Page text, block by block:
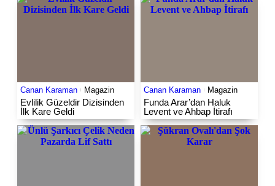
Canan Karaman Magazin
Evlilik Güzeldir Dizisinden
İlk Kare Geldi
Canan Karaman Magazin
Funda Arar’dan Haluk
Levent ve Ahbap İtirafı